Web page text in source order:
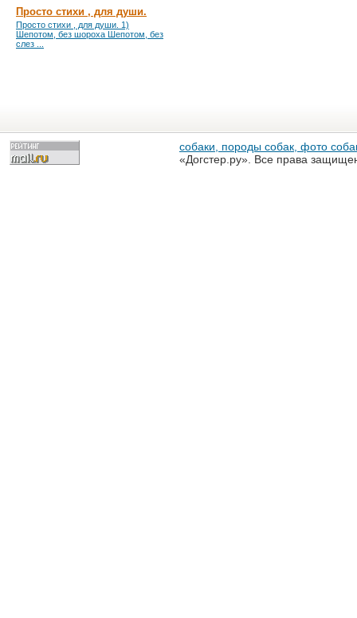
Просто стихи , для души.
Просто стихи , для души. 1)
Шепотом, без шороха Шепотом, без
слез ...
собаки, породы собак, фото
«Догстер.ру». Все права